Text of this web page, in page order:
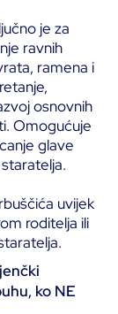
je za
ravnih
ramena i
osnovnih
Omogućuje
glave
uvijek
roditelja ili
ko NE